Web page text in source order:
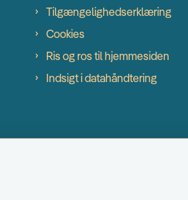
Tilgængelighedserklæring
Cookies
Ris og ros til hjemmesiden
Indsigt i datahåndtering